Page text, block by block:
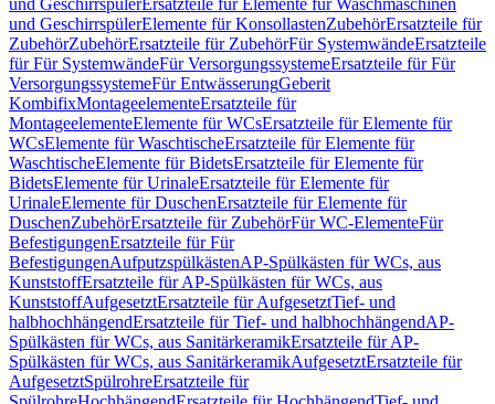
und GeschirrspülerErsatzteile für Elemente für Waschmaschinen
und GeschirrspülerElemente für KonsollastenZubehörErsatzteile für
ZubehörZubehörErsatzteile für ZubehörFür SystemwändeErsatzteile
für Für SystemwändeFür VersorgungssystemeErsatzteile für Für
VersorgungssystemeFür EntwässerungGeberit
KombifixMontageelementeErsatzteile für
MontageelementeElemente für WCsErsatzteile für Elemente für
WCsElemente für WaschtischeErsatzteile für Elemente für
WaschtischeElemente für BidetsErsatzteile für Elemente für
BidetsElemente für UrinaleErsatzteile für Elemente für
UrinaleElemente für DuschenErsatzteile für Elemente für
DuschenZubehörErsatzteile für ZubehörFür WC-ElementeFür
BefestigungenErsatzteile für Für
BefestigungenAufputzspülkästenAP-Spülkästen für WCs, aus
KunststoffErsatzteile für AP-Spülkästen für WCs, aus
KunststoffAufgesetztErsatzteile für AufgesetztTief- und
halbhochhängendErsatzteile für Tief- und halbhochhängendAP-
Spülkästen für WCs, aus SanitärkeramikErsatzteile für AP-
Spülkästen für WCs, aus SanitärkeramikAufgesetztErsatzteile für
AufgesetztSpülrohreErsatzteile für